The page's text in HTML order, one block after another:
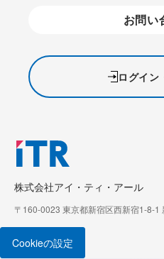
株式会社アイ・ティ・アール
〒160-0023 東京都新宿区西新宿1-8-1
お問い
ログイン
Cookieの設定